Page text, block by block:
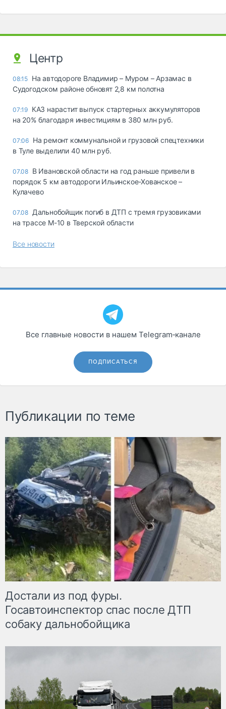
Центр
08:15 На автодороге Владимир – Муром – Арзамас в
Судогодском районе обновят 2,8 км полотна
07:19 КАЗ нарастит выпуск стартерных аккумуляторов
на 20% благодаря инвестициям в 380 млн руб.
07:06 На ремонт коммунальной и грузовой спецтехники
в Туле выделили 40 млн руб.
07.08 В Ивановской области на год раньше привели в
порядок 5 км автодороги Ильинское-Хованское –
Кулачево
07.08 Дальнобойщик погиб в ДТП с тремя грузовиками
на трассе М-10 в Тверской области
Все новости
Все главные новости в нашем Telegram‑канале
ПОДПИСАТЬСЯ
Публикации по теме
Достали из под фуры.
Госавтоинспектор спас после ДТП
собаку дальнобойщика